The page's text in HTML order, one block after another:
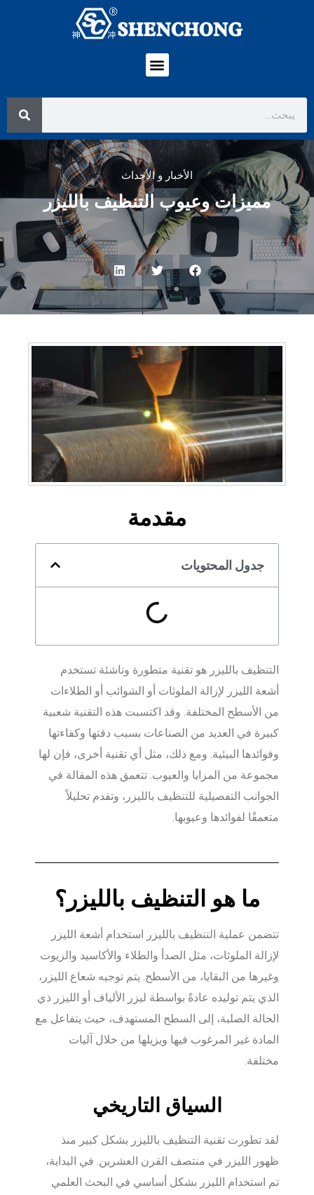
الأخبار و الأحداث
مميزات وعيوب التنظيف بالليزر
مقدمة
جدول المحتويات
التنظيف بالليزر هو تقنية متطورة وناشئة تستخدم
أشعة الليزر لإزالة الملوثات أو الشوائب أو الطلاءات
من الأسطح المختلفة. وقد اكتسبت هذه التقنية شعبية
كبيرة في العديد من الصناعات بسبب دقتها وكفاءتها
وفوائدها البيئية. ومع ذلك، مثل أي تقنية أخرى، فإن لها
مجموعة من المزايا والعيوب. تتعمق هذه المقالة في
الجوانب التفصيلية للتنظيف بالليزر، وتقدم تحليلاً
متعمقًا لفوائدها وعيوبها.
ما هو التنظيف بالليزر؟
تتضمن عملية التنظيف بالليزر استخدام أشعة الليزر
لإزالة الملوثات، مثل الصدأ والطلاء والأكاسيد والزيوت
وغيرها من البقايا، من الأسطح. يتم توجيه شعاع الليزر،
الذي يتم توليده عادةً بواسطة ليزر الألياف أو الليزر ذي
الحالة الصلبة، إلى السطح المستهدف، حيث يتفاعل مع
المادة غير المرغوب فيها ويزيلها من خلال آليات
مختلفة.
السياق التاريخي
لقد تطورت تقنية التنظيف بالليزر بشكل كبير منذ
ظهور الليزر في منتصف القرن العشرين. في البداية،
تم استخدام الليزر بشكل أساسي في البحث العلمي